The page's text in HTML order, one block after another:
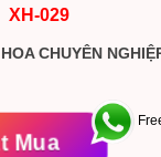
XH-029
CHUYÊN
Mua